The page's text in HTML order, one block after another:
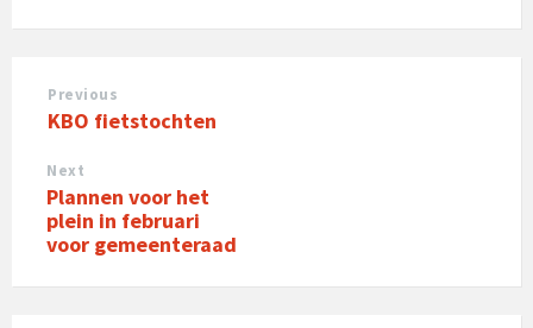
Previous
KBO fietstochten
Next
Plannen voor het
plein in februari
voor gemeenteraad